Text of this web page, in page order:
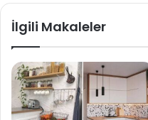
İlgili Makaleler